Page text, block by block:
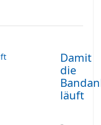
Damit
die
läuft